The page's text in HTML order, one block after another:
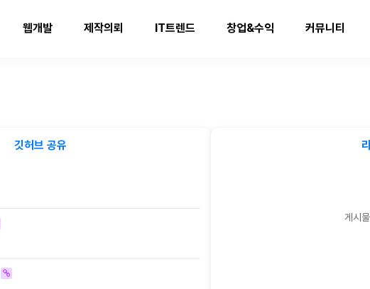
웹개발 제작의뢰 IT트렌드 창업&수익 커뮤니티
깃허브 공유
게시